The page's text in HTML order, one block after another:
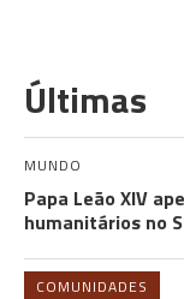
Últimas
MUNDO
Papa Leão XIV
humanitários no
COMUNIDADES